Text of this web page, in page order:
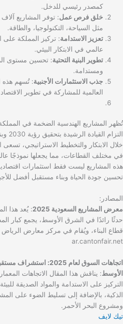
كمصدر رئيسي للدخل.
خلق فرص عمل: توفر المشاريع
مثل السياحة، التكنولوجيا، والطاقة.
تعزيز الاستدامة: تركيز المملكة على
عالمي في الابتكار البيئي.
تطوير البنية التحتية: تحسين مستوى
ومستدامة.
جذب الاستثمارات الأجنبية: تُسهم هذه
العالمية للمشاركة في تطوير
خلال الابتكار والتخطيط الاستراتيجي،
في مختلف القطاعات، مما يجعلها نموذجًا
هذه المشاريع ليست فقط استثمارات
تحسين جودة الحياة وبناء مستقبل أفضل
المصادر:
معرض المشاريع السعودية 2025
: يُعد هذا
حدثًا رائدًا في الشرق الأوسط، يجمع كبار
قطاع البناء، ويُقام في مركز معارض الرياض من 5 إلى 7 مايو
ar.cantonfair.net
اتجاهات السوق لعام
الأوسط
التركيز على الاستدامة والمواد الصديقة
الذكية، بالإضافة إلى تسليط الضوء على
ومشروع البحر الأحمر.
تيك لايف